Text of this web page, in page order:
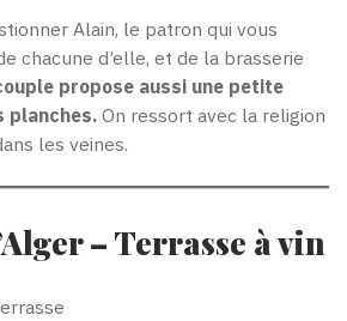
Alain, le patron qui vous
chacune d’elle, et de la brasserie
propose aussi une petite
planches.On ressort avec la religion
les veines.
– Terrasse à vin